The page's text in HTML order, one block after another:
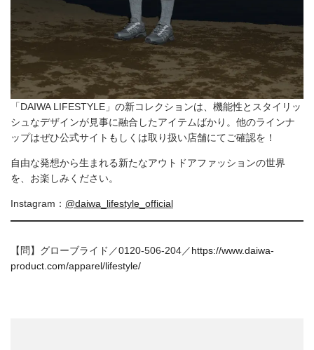
「DAIWA LIFESTYLE」の新コレクションは、機能性とスタイリッ
シュなデザインが見事に融合したアイテムばかり。他のラインナ
ップはぜひ公式サイトもしくは取り扱い店舗にてご確認を！
自由な発想から生まれる新たなアウトドアファッションの世界
を、お楽しみください。
Instagram： @daiwa_lifestyle_official
【問】グローブライド／0120-506-204／https://www.daiwa-
product.com/apparel/lifestyle/